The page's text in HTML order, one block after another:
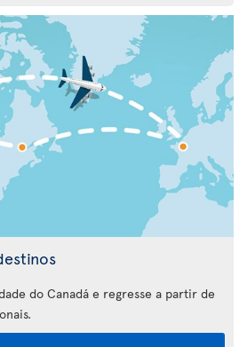
do Canadá e regresse a partir de